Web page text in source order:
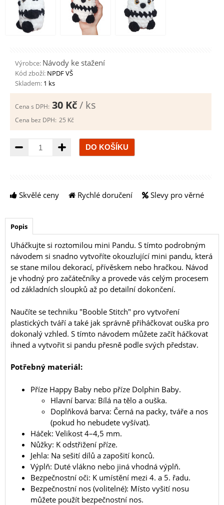
Výrobce: Návody ke stažení
Kód zboží: NPDF VŠ
Skladem: 1 ks
Cena s DPH: 30 Kč/ ks
Cena bez DPH: 25 Kč
Množství
Skvělé ceny Rychlé doručení Slevy pro věrné
Popis
Uháčkujte si roztomilou mini Pandu. S tímto podrobným
návodem si snadno vytvoříte okouzlující mini pandu, která
se stane milou dekorací, přívěskem nebo hračkou. Návod
je vhodný pro začátečníky a provede vás celým procesem
od základních sloupků až po detailní dokončení.
Naučíte se techniku "Booble Stitch" pro vytvoření
plastických tváří a také jak správně přiháčkovat ouška pro
dokonalý vzhled. S tímto návodem můžete začít háčkovat
ihned a vytvořit si pandu přesně podle svých představ.
Potřebný materiál:
Příze Happy Baby nebo příze Dolphin Baby.
Hlavní barva: Bílá na tělo a ouška.
Doplňková barva: Černá na packy, tváře a nos
(pokud ho nebudete vyšívat).
Háček: Velikost 4–4,5 mm.
Nůžky: K odstřižení příze.
Jehla: Na sešití dílů a zapošití konců.
Výplň: Duté vlákno nebo jiná vhodná výplň.
Bezpečnostní oči: K umístění mezi 4. a 5. řadu.
Bezpečnostní nos (volitelné): Místo vyšití nosu
můžete použít bezpečnostní nos.